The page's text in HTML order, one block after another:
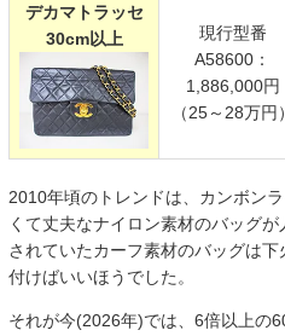
デカマトラッセ
30cm以上
現行型番
A58600：
1,886,000円
（25～28万円）
2010年頃のトレンドは、カンボン
くて丈夫なナイロン素材のバッグ
されていたカーフ素材のバッグは
付けばいいほうでした。
それが今(2026年)では、6倍以上の